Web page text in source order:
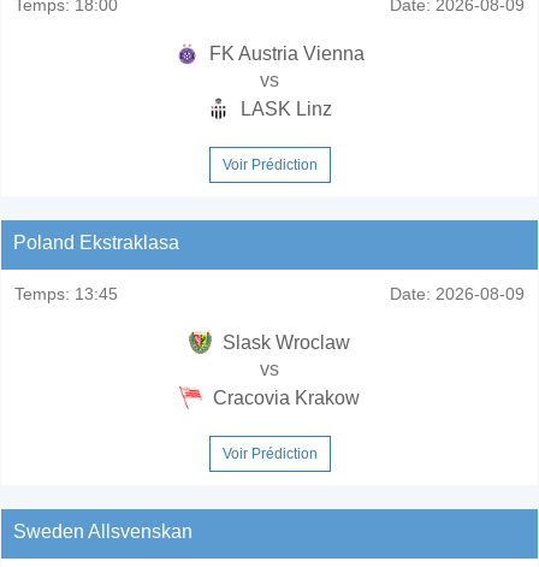
Temps: 18:00 Date: 2026-08-09
FK Austria Vienna
vs
LASK Linz
Voir Prédiction
Poland Ekstraklasa
Temps: 13:45 Date: 2026-08-09
Slask Wroclaw
vs
Cracovia Krakow
Voir Prédiction
Sweden Allsvenskan